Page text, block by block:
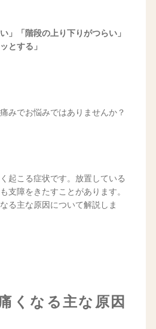
」「階段の上り下りがつらい」
とする」
みでお悩みではありませんか？
起こる症状です。放置している
支障をきたすことがあります。
る主な原因について解説しま
くなる主な原因